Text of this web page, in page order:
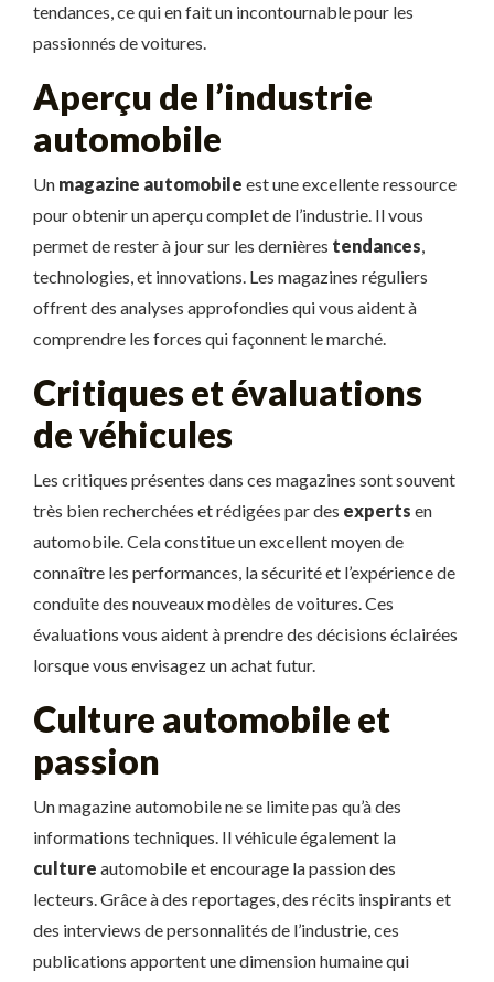
tendances, ce qui en fait un incontournable pour les
passionnés de voitures.
Aperçu de l’industrie
automobile
Un magazine automobile est une excellente ressource
pour obtenir un aperçu complet de l’industrie. Il vous
permet de rester à jour sur les dernières tendances,
technologies, et innovations. Les magazines réguliers
offrent des analyses approfondies qui vous aident à
comprendre les forces qui façonnent le marché.
Critiques et évaluations
de véhicules
Les critiques présentes dans ces magazines sont souvent
très bien recherchées et rédigées par des experts en
automobile. Cela constitue un excellent moyen de
connaître les performances, la sécurité et l’expérience de
conduite des nouveaux modèles de voitures. Ces
évaluations vous aident à prendre des décisions éclairées
lorsque vous envisagez un achat futur.
Culture automobile et
passion
Un magazine automobile ne se limite pas qu’à des
informations techniques. Il véhicule également la
culture automobile et encourage la passion des
lecteurs. Grâce à des reportages, des récits inspirants et
des interviews de personnalités de l’industrie, ces
publications apportent une dimension humaine qui